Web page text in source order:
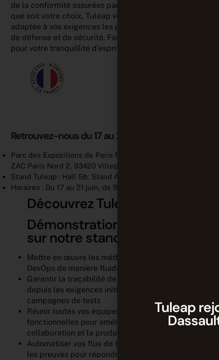
de la conformité assurées par notre plateforme. Quel
que soit votre choix, Tuleap vous propose une solution
adaptée à vos exigences les plus strictes en matière
de défense et de sécurité. Faites confiance à Tuleap
pour votre tranquillité d’esprit.
Retrouvez-nous du 17 au 21 juin :
Parc des Expositions de Paris Nord – Villepinte
ZAC Paris Nord 2, 93420 Villepinte – France
Stand Tuleap : Hall 5b, Stand AB23
Horaires : Du 17 au 21 juin, de 9h à 18h
Découvrez Tuleap :
Démonstrations en Direct
sur notre stand
Mettre en œuvre les méthodologies Agile et
DevOps de manière fluide
Garantir la traçabilité de bout en bout,
depuis les exigences initiales jusqu’aux
campagnes de tests
Réunir toutes vos équipes inter-
fonctionnelles pour améliorer la
collaboration et la productivité
Automatiser vos flux de travail et rassembler
les preuves pour répondre aux exigences
Tuleap